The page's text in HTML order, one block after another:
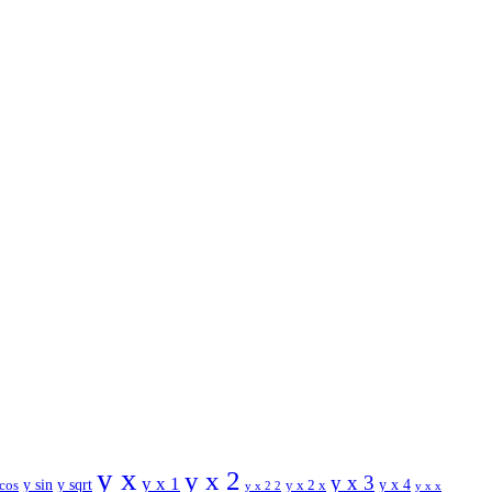
y sin y sqrt y x y x 1 y x 2 y x 2 2 y x 2 x y x 3 y x 4 y x x